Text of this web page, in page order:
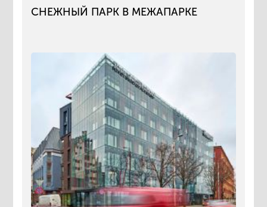
СНЕЖНЫЙ ПАРК В МЕЖАПАРКЕ